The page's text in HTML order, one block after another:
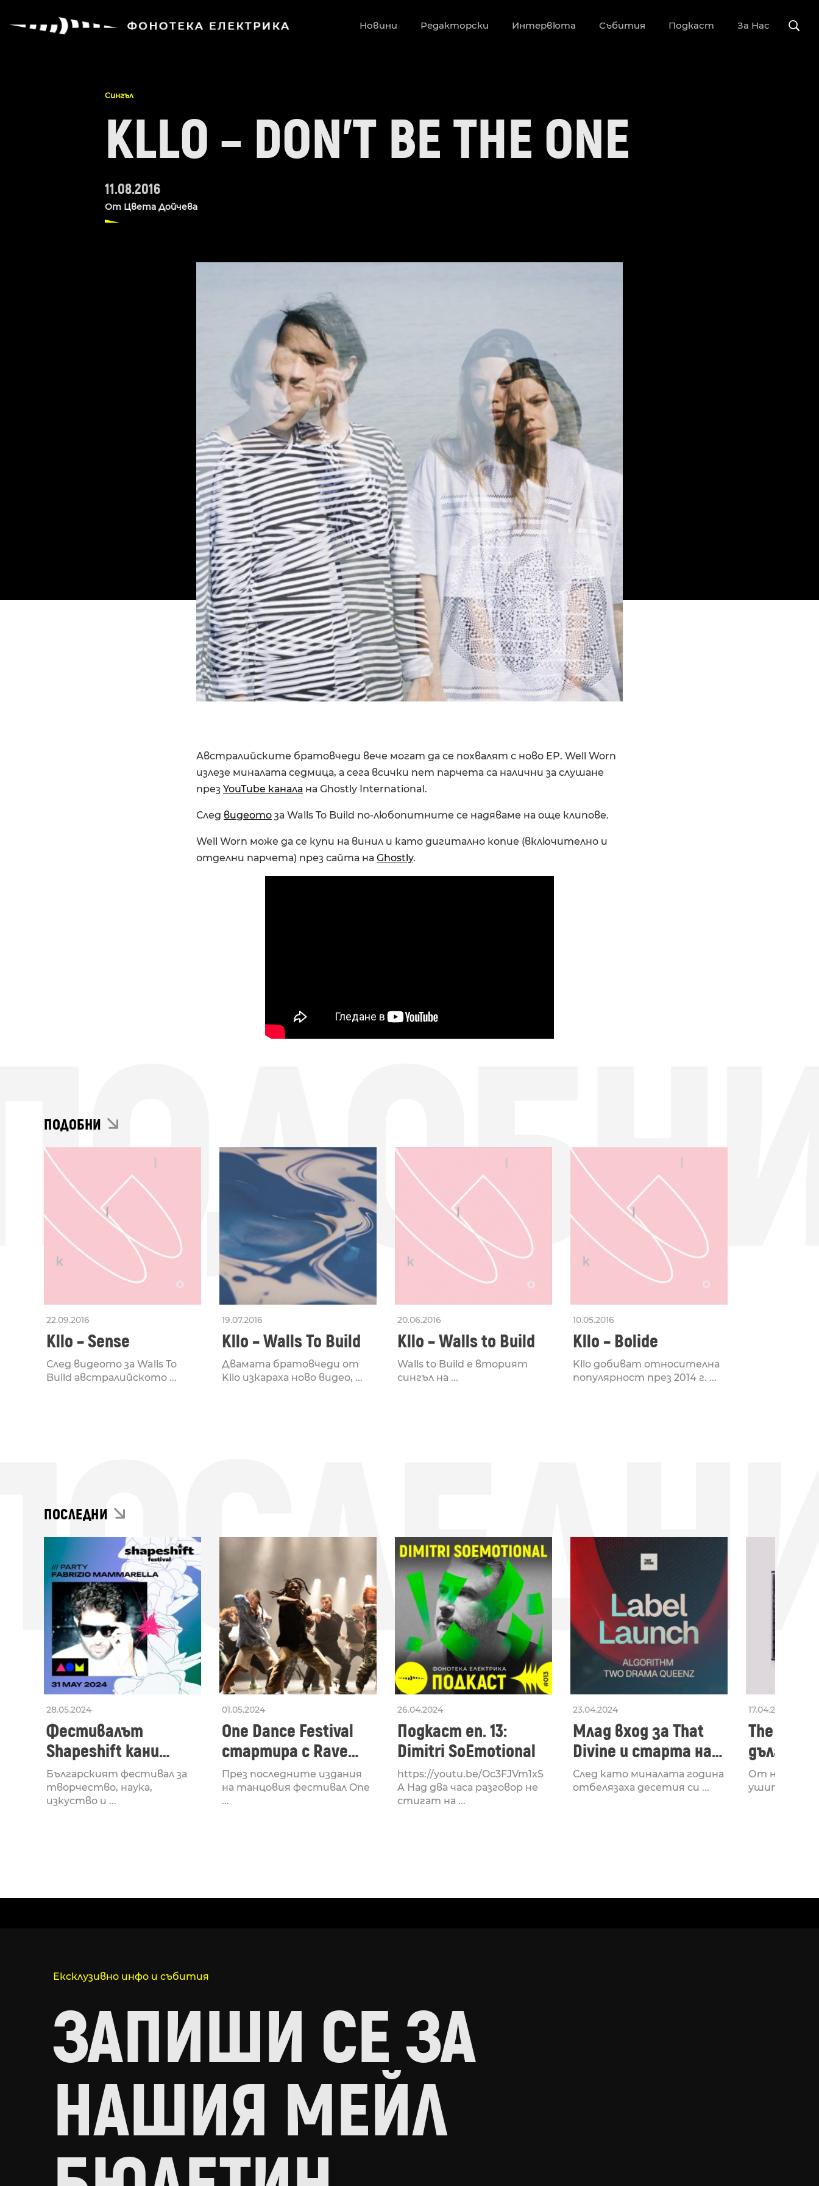
Новини Редакторски Интервюта Събития Подкаст За Нас
Сингъл
KLLO – DON’T BE THE ONE
11.08.2016
От Цвета Дойчева
Австралийските братовчеди вече могат да се похвалят с ново EP. Well Worn
излезе миналата седмица, а сега всички пет парчета са налични за слушане
през YouTube канала на Ghostly International.
След видеото за Walls To Build по-любопитните се надяваме на още клипове.
Well Worn може да се купи на винил и като дигитално копие (включително и
отделни парчета) през сайта на Ghostly.
ПОДОБНИ
22.09.2016
Kllo – Sense
След видеото за Walls To
Build австралийското ...
19.07.2016
Kllo – Walls To Build
Двамата братовчеди от
Kllo изкараха ново видео, ...
20.06.2016
Kllo – Walls to Build
Walls to Build е вторият
сингъл на ...
10.05.2016
Kllo – Bolide
Kllo добиват относителна
популярност през 2014 г. ...
ПОСЛЕДНИ
28.05.2024
Фестивалът
Shapeshift кани
Fabrizio Mammarella
за откриването си
Българският фестивал за
творчество, наука,
изкуство и ...
01.05.2024
One Dance Festival
стартира с Rave
Lucid, посветен на
рейв културата
През последните издания
на танцовия фестивал One
...
26.04.2024
Подкаст еп. 13:
Dimitri SoEmotional
https://youtu.be/Oc3FJVm1xS
A Над два часа разговор не
стигат на ...
23.04.2024
Млад вход за That
Divine и старта на
лейбъла им
След като миналата година
отбелязаха десетия си ...
17.04.2024
The
втори
излезе
От няколко
ушите и
Ексклузивно инфо и събития
ЗАПИШИ СЕ ЗА
НАШИЯ МЕЙЛ